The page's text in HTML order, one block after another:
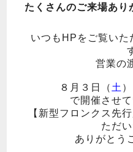
たくさんのご来場あり
いつもHPをご覧いた
営業の
８月３日（ 土
で開催させ
【新型フロンクス先
ただ
ありがとう